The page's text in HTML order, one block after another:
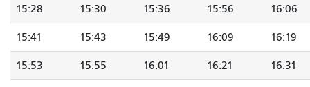
15:28 15:30 15:36 15:56 16:06
15:41 15:43 15:49 16:09 16:19
15:53 15:55 16:01 16:21 16:31